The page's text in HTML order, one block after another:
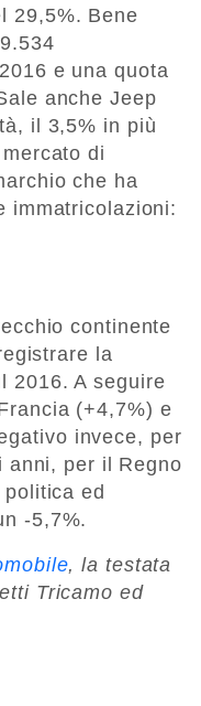
29,5%. Bene
e una quota
anche Jeep
il 3,5% in più
di
che ha
immatricolazioni:
continente
la
2016. A seguire
(+4,7%) e
invece, per
anni, per il Regno
politica ed
-5,7%.
, la testata
Tricamo ed